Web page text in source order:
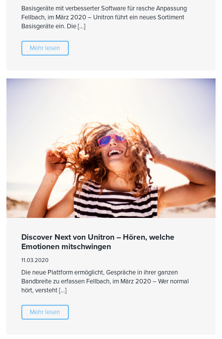
Basisgeräte mit verbesserter Software für rasche Anpassung
Fellbach, im März 2020 – Unitron führt ein neues Sortiment
Basisgeräte ein. Die […]
Mehr lesen
Discover Next von Unitron – Hören, welche
Emotionen mitschwingen
11.03.2020
Die neue Plattform ermöglicht, Gespräche in ihrer ganzen
Bandbreite zu erfassen Fellbach, im März 2020 – Wer normal
hört, versteht […]
Mehr lesen